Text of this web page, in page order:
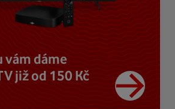
vám dáme
již od 150 Kč